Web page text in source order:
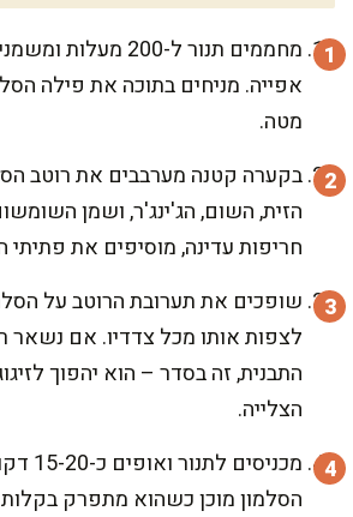
מחממים תנור ל-200
אפייה. מניחים בתוכה את פילה
מטה.
בקערה קטנה מערבבים את רוטב
הזית, השום, הג'ינג'ר, ושמן
חריפות עדינה, מוסיפים את פתיתי
שופכים את תערובת הרוטב על
לצפות אותו מכל צדדיו. אם נשאר
התבנית, זה בסדר – הוא יהפוך
הצלייה.
הסלמון מוכן כשהוא מתפרק בקלות